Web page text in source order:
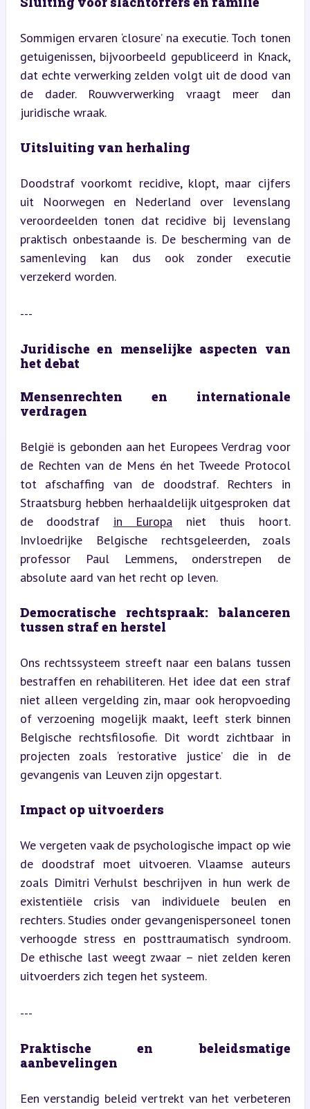
Sommigen ervaren ‘closure’ na executie. Toch tonen
getuigenissen, bijvoorbeeld gepubliceerd in Knack,
dat echte verwerking zelden volgt uit de dood van
de dader. Rouwverwerking vraagt meer dan
juridische wraak.
Uitsluiting van herhaling
Doodstraf voorkomt recidive, klopt, maar cijfers
uit Noorwegen en Nederland over levenslang
veroordeelden tonen dat recidive bij levenslang
praktisch onbestaande is. De bescherming van de
samenleving kan dus ook zonder executie
verzekerd worden.
---
Juridische en menselijke aspecten van
het debat
Mensenrechten en internationale
verdragen
België is gebonden aan het Europees Verdrag voor
de Rechten van de Mens én het Tweede Protocol
tot afschaffing van de doodstraf. Rechters in
Straatsburg hebben herhaaldelijk uitgesproken dat
de doodstraf in Europa niet thuis hoort.
Invloedrijke Belgische rechtsgeleerden, zoals
professor Paul Lemmens, onderstrepen de
absolute aard van het recht op leven.
Democratische rechtspraak: balanceren
tussen straf en herstel
Ons rechtssysteem streeft naar een balans tussen
bestraffen en rehabiliteren. Het idee dat een straf
niet alleen vergelding zin, maar ook heropvoeding
of verzoening mogelijk maakt, leeft sterk binnen
Belgische rechtsfilosofie. Dit wordt zichtbaar in
projecten zoals ‘restorative justice’ die in de
gevangenis van Leuven zijn opgestart.
Impact op uitvoerders
We vergeten vaak de psychologische impact op wie
de doodstraf moet uitvoeren. Vlaamse auteurs
zoals Dimitri Verhulst beschrijven in hun werk de
existentiële crisis van individuele beulen en
rechters. Studies onder gevangenispersoneel tonen
verhoogde stress en posttraumatisch syndroom.
De ethische last weegt zwaar – niet zelden keren
uitvoerders zich tegen het systeem.
---
Praktische en beleidsmatige
aanbevelingen
Een verstandig beleid vertrekt van het verbeteren